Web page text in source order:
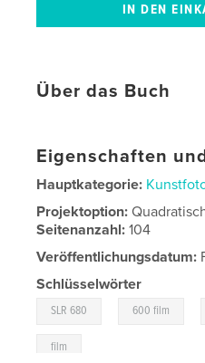
Über das Buch
Eigenschaften
Hauptkategorie:
Projektoption:
Seitenanzahl:104
Veröffentlichungsdatum:
Schlüsselwörter
SLR 680 600 film
film